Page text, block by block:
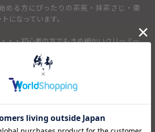
める方にぴったりの茶筅・抹茶さじ・棗
になっています。
・・初心者の方でもきめ細かいクリーミー
・・・抹茶を入れる容器です。小ぶりなサ
運びしやすいサイズ
・・・・・抹茶をすくうための道具、茶杓
・・・・・ウコンの根で染めた鮮やかな黄
わった抹茶碗をつつむのに使います。